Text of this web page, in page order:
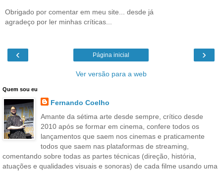
Obrigado por comentar em meu site... desde já
agradeço por ler minhas críticas...
‹ ›
Página inicial
Ver versão para a web
Quem sou eu
Fernando Coelho
Amante da sétima arte desde sempre, crítico desde
2010 após se formar em cinema, confere todos os
lançamentos que saem nos cinemas e praticamente
todos que saem nas plataformas de streaming,
comentando sobre todas as partes técnicas (direção, história,
atuações e qualidades visuais e sonoras) de cada filme usando uma